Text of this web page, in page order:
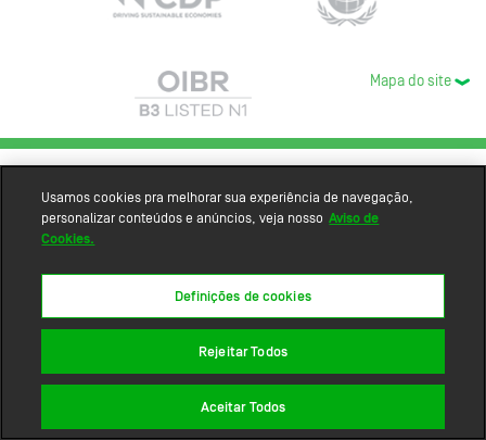
Mapa do site
Usamos cookies pra melhorar sua experiência de navegação,
personalizar conteúdos e anúncios, veja nosso Aviso de
Cookies.
Definições de cookies
Rejeitar Todos
Aceitar Todos